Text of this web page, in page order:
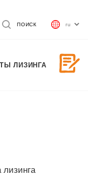
ПОИСК
ЛИЗИНГА